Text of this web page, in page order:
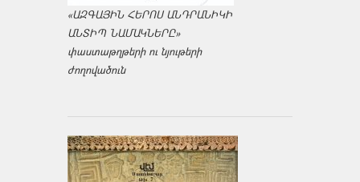
«ԱԶԳԱՅԻՆ ՀԵՐՈՍ ԱՆԴՐԱՆԻԿԻ
ԱՆՏԻՊ ՆԱՄԱԿՆԵՐԸ»
փաստաթղթերի ու նյութերի
ժողովածուն